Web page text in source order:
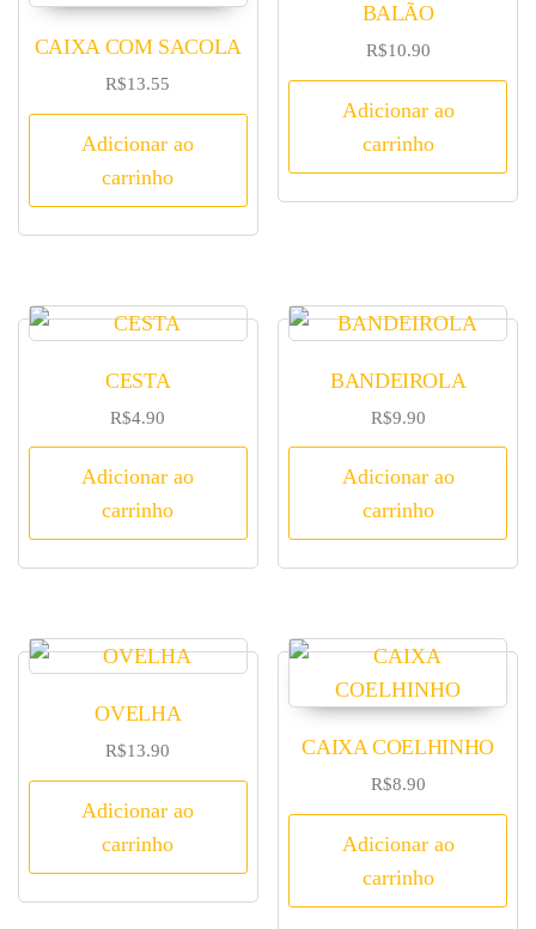
CAIXA COM SACOLA
R$13.55
Adicionar ao
carrinho
BALÃO
R$10.90
Adicionar ao
carrinho
CESTA
R$4.90
Adicionar ao
carrinho
BANDEIROLA
R$9.90
Adicionar ao
carrinho
OVELHA
R$13.90
Adicionar ao
carrinho
CAIXA COELHINHO
R$8.90
Adicionar ao
carrinho